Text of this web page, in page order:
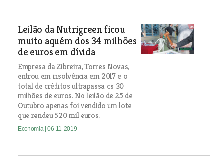
Leilão da Nutrigreen ficou
muito aquém dos 34 milhões
de euros em dívida
Empresa da Zibreira, Torres Novas,
entrou em insolvência em 2017 e o
total de créditos ultrapassa os 30
milhões de euros. No leilão de 25 de
Outubro apenas foi vendido um lote
que rendeu 520 mil euros.
Economia | 06-11-2019